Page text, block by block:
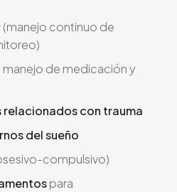
(manejo continuo de
manejo de medicación y
relacionados con trauma
del sueño
compulsivo)
para